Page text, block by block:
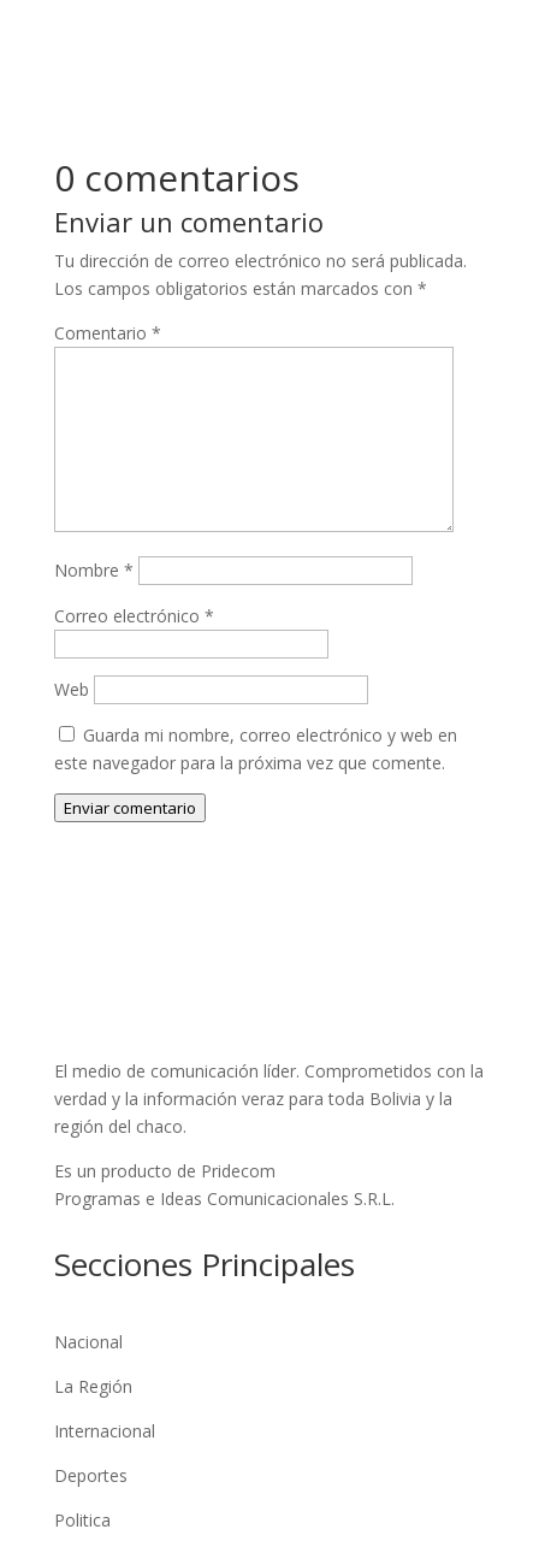
0 comentarios
Enviar un comentario
Tu dirección de correo electrónico no será publicada.
Los campos obligatorios están marcados con *
Comentario *
Nombre *
Correo electrónico *
Web
Guarda mi nombre, correo electrónico y web en
este navegador para la próxima vez que comente.
Enviar comentario
El medio de comunicación líder. Comprometidos con la
verdad y la información veraz para toda Bolivia y la
región del chaco.
Es un producto de Pridecom
Programas e Ideas Comunicacionales S.R.L.
Secciones Principales
Nacional
La Región
Internacional
Deportes
Politica